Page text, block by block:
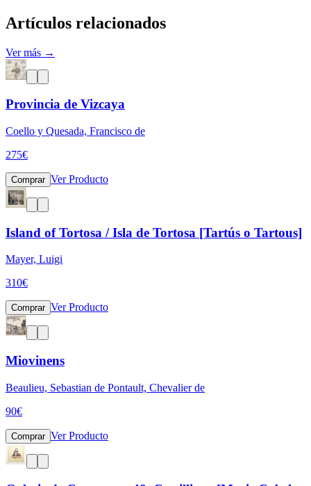
Artículos relacionados
Ver más →
Provincia de Vizcaya
Coello y Quesada, Francisco de
275€
Comprar Ver Producto
Island of Tortosa / Isla de Tortosa [Tartús o Tartous]
Mayer, Luigi
310€
Comprar Ver Producto
Miovinens
Beaulieu, Sebastian de Pontault, Chevalier de
90€
Comprar Ver Producto